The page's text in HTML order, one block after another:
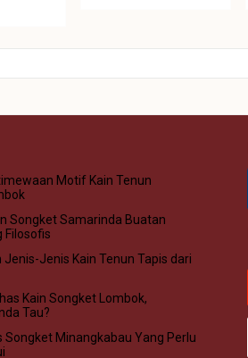
Motif Kain Tenun
Songket Samarinda Buatan
Filosofis
Jenis-Jenis Kain Tenun Tapis dari
Kain Songket Lombok,
Tau?
Songket Minangkabau Yang Perlu